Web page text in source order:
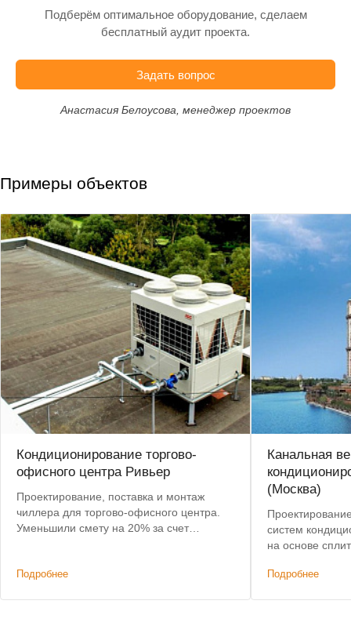
Подберём оптимальное оборудование, сделаем
бесплатный аудит проекта.
Задать вопрос
Анастасия Белоусова, менеджер проектов
Примеры объектов
Кондиционирование торгово-
офисного центра Ривьер
Проектирование, поставка и монтаж
чиллера для торгово-офисного центра.
Уменьшили смету на 20% за счет
Подробнее
Канальная
(Москва)
систем
на основе
Подробнее